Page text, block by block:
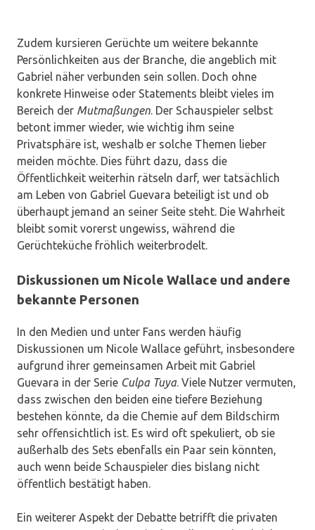
Zudem kursieren Gerüchte um weitere bekannte
Persönlichkeiten aus der Branche, die angeblich mit
Gabriel näher verbunden sein sollen. Doch ohne
konkrete Hinweise oder Statements bleibt vieles im
Bereich der Mutmaßungen. Der Schauspieler selbst
betont immer wieder, wie wichtig ihm seine
Privatsphäre ist, weshalb er solche Themen lieber
meiden möchte. Dies führt dazu, dass die
Öffentlichkeit weiterhin rätseln darf, wer tatsächlich
am Leben von Gabriel Guevara beteiligt ist und ob
überhaupt jemand an seiner Seite steht. Die Wahrheit
bleibt somit vorerst ungewiss, während die
Gerüchteküche fröhlich weiterbrodelt.
Diskussionen um Nicole Wallace und andere
bekannte Personen
In den Medien und unter Fans werden häufig
Diskussionen um Nicole Wallace geführt, insbesondere
aufgrund ihrer gemeinsamen Arbeit mit Gabriel
Guevara in der Serie Culpa Tuya. Viele Nutzer vermuten,
dass zwischen den beiden eine tiefere Beziehung
bestehen könnte, da die Chemie auf dem Bildschirm
sehr offensichtlich ist. Es wird oft spekuliert, ob sie
außerhalb des Sets ebenfalls ein Paar sein könnten,
auch wenn beide Schauspieler dies bislang nicht
öffentlich bestätigt haben.
Ein weiterer Aspekt der Debatte betrifft die privaten